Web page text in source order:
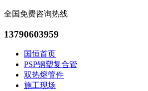
全国免费咨询热线
13790603959
国恒首页
PSP钢塑复合管
双热熔管件
施工现场